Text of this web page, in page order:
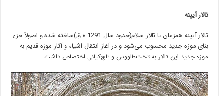
تالار آیینه
تالار آیینه همزمان با تالار سلام(حدود سال 1291 ه.ق)ساخته شده و اصولاً جزء
بنای موزه جدید محسوب می‌شود و در آغاز انتقال اشیاء و آثار موزه قدیم به
موزه جدید این تالار به تخت‌طاووس و تاج‌کیانی اختصاص داشت.